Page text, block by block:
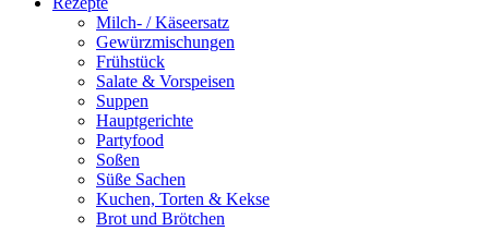
Milch- / Käseersatz
Gewürzmischungen
Frühstück
Salate & Vorspeisen
Suppen
Hauptgerichte
Partyfood
Soßen
Süße Sachen
Kuchen, Torten & Kekse
Brot und Brötchen